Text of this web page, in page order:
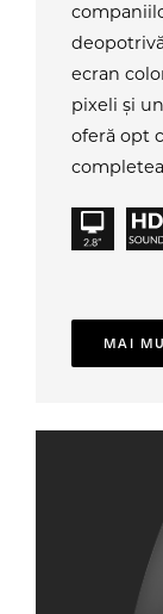
ecran
pixeli și
oferă opt
MAI